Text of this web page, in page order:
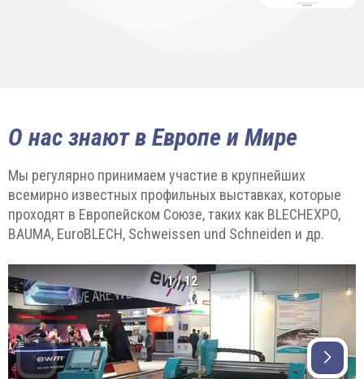
О нас знают в Европе и Мире
Мы регулярно принимаем участие в крупнейших
всемирно известных профильных выставках, которые
проходят в Европейском Союзе, таких как BLECHEXPO,
BAUMA, EuroBLECH, Schweissen und Schneiden и др.
1/12